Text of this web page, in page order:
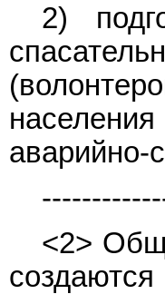
2)
аварийно-
<2>